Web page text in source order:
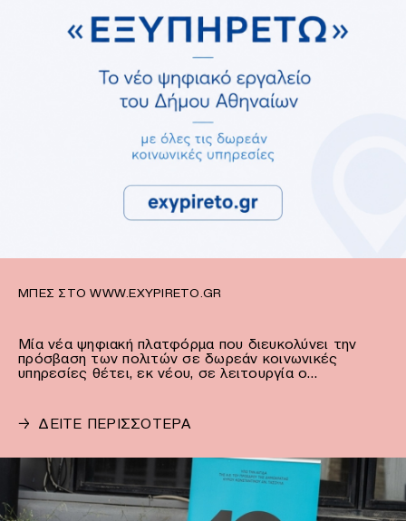
ΜΠΕΣ ΣΤΟ WWW.EXYPIRETO.GR
Μία νέα ψηφιακή πλατφόρμα που διευκολύνει την
πρόσβαση των πολιτών σε δωρεάν κοινωνικές
υπηρεσίες θέτει, εκ νέου, σε λειτουργία ο…
→ ΔΕΙΤΕ ΠΕΡΙΣΣΟΤΕΡΑ